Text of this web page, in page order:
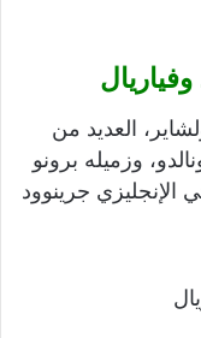
العديد من
وزميله برونو
الإنجليزي جرينوود